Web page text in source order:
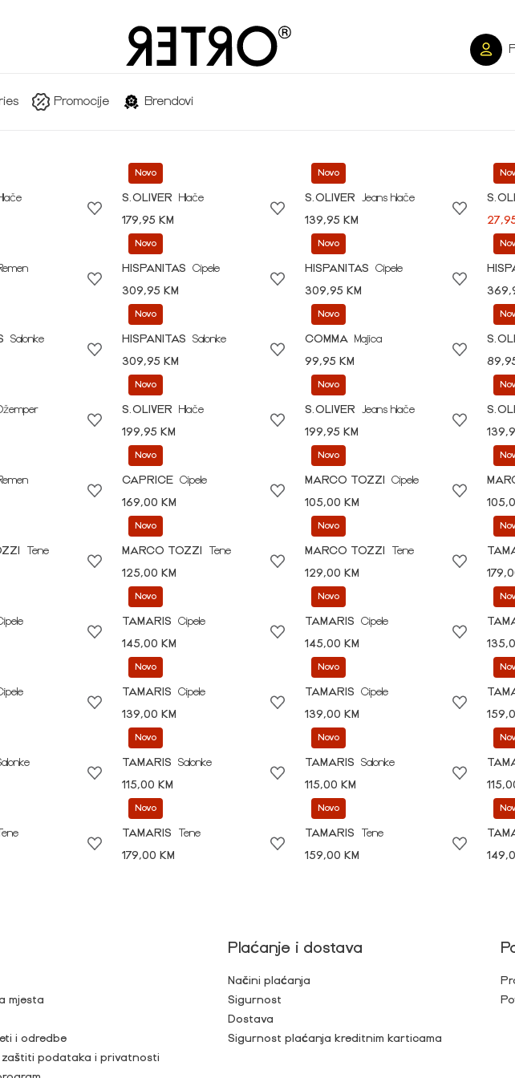
Promocije Brendovi
Novo
S.OLIVER
Hlače
179,95 KM
Novo
S.OLIVER
Jeans hlače
139,95 KM
Novo
HISPANITAS
Cipele
309,95 KM
Novo
HISPANITAS
Cipele
309,95 KM
Salonke
Novo
HISPANITAS
Salonke
309,95 KM
Novo
COMMA
Majica
99,95 KM
Novo
S.OLIVER
Hlače
199,95 KM
Novo
S.OLIVER
Jeans hlače
199,95 KM
Novo
CAPRICE Cipele
169,00 KM
Novo
MARCO TOZZI
Cipele
105,00 KM
Tene
Novo
MARCO TOZZI
Tene
125,00 KM
Novo
MARCO TOZZI
Tene
129,00 KM
Novo
TAMARIS
Cipele
145,00 KM
Novo
TAMARIS
Cipele
145,00 KM
Novo
TAMARIS
Cipele
139,00 KM
Novo
TAMARIS
Cipele
139,00 KM
Novo
TAMARIS
Salonke
115,00 KM
Novo
TAMARIS
Salonke
115,00 KM
Tene
Novo
TAMARIS
Tene
179,00 KM
Novo
TAMARIS
Tene
159,00 KM
mjesta
i odredbe
zaštiti podataka i privatnosti
Plaćanje i dostava
Načini plaćanja
Sigurnost
Dostava
Sigurnost plaćanja kreditnim karticama